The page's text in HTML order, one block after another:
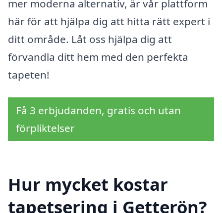
mer moderna alternativ, är vår plattform
här för att hjälpa dig att hitta rätt expert i
ditt område. Låt oss hjälpa dig att
förvandla ditt hem med den perfekta
tapeten!
Få 3 erbjudanden, gratis och utan
förpliktelser
Hur mycket kostar
tapetsering i Getterön?